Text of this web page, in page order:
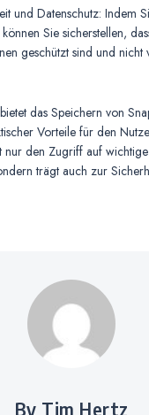
und Datenschutz: Indem
Sie sicherstellen,
geschützt sind und nicht
das Speichern von
Vorteile für den
nur den Zugriff auf
trägt auch zur
By Tim Hertz